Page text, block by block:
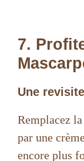
7.
Une
Remplacez
par une
encore plus